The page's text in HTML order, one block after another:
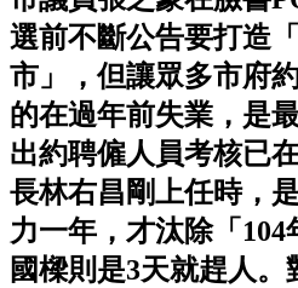
選前不斷公告要打造
市」，但讓眾多市府
的在過年前失業，是
出約聘僱人員考核已
長林右昌剛上任時，
力一年，才汰除「
國樑則是3天就趕人。